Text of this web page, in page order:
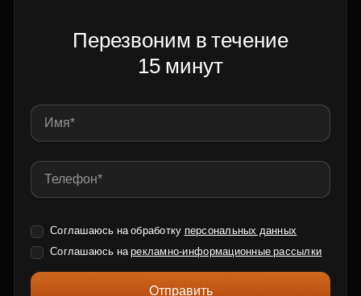
Перезвоним в течение
15 минут
Соглашаюсь на обработку персональных данных
Соглашаюсь нарекламно-информационные рассылки
Отправить